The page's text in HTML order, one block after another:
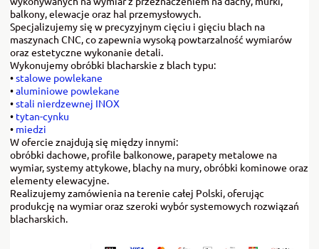
balkony, elewacje oraz hal przemysłowych.
Specjalizujemy się w precyzyjnym cięciu i gięciu blach na
maszynach CNC, co zapewnia wysoką powtarzalność wymiarów
oraz estetyczne wykonanie detali.
Wykonujemy obróbki blacharskie z blach typu:
•stalowe powlekane
•aluminiowe powlekane
•stali nierdzewnej INOX
• tytan-cynku
• miedzi
W ofercie znajdują się między innymi:
obróbki dachowe, profile balkonowe, parapety metalowe na
wymiar, systemy attykowe, blachy na mury, obróbki kominowe oraz
elementy elewacyjne.
Realizujemy zamówienia na terenie całej Polski, oferując
produkcję na wymiar oraz szeroki wybór systemowych rozwiązań
blacharskich.